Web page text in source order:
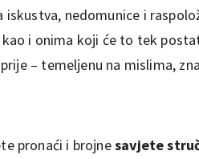
nedomunice i
i onima koji će to tek
– temeljenu na mislima,
pronaći i brojnesavjete